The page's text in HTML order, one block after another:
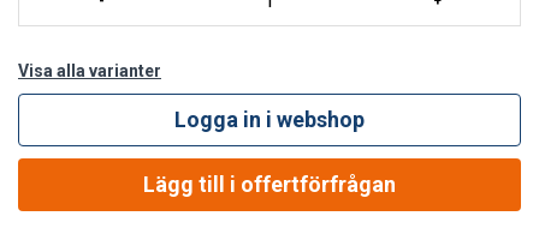
Visa alla varianter
Logga in i webshop
Lägg till i offertförfrågan